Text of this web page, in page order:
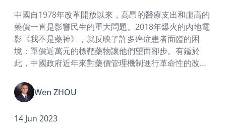
中國自1978年改革開放以來，高昂的醫療支出和虛高的
藥價一直是影響民生的重大問題。2018年爆火的內地電
影《我不是藥神》，就反映了許多癌症患者面臨的困
境：單價近萬元的標靶藥物讓他們望而卻步。有鑑於
此，中國政府近年來對藥價管理機制進行革命性的改
Wen ZHOU
14 Jun 2023